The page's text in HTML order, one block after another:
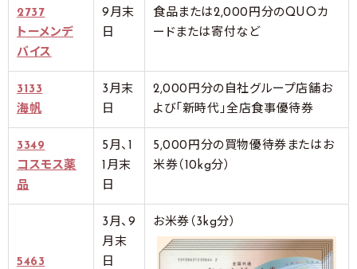
2737
トーメンデ
バイス
9月末
日
食品または2,000円分のQUOカ
ードまたは寄付など
3133
海帆
3月末
日
2,000円分の自社グループ店舗お
よび「新時代」全店食事優待券
3349
コスモス薬
品
5月、1
1月末
日
5,000円分の買物優待券またはお
米券（10kg分）
5463
3月、9
月末
日
お米券（3kg分）